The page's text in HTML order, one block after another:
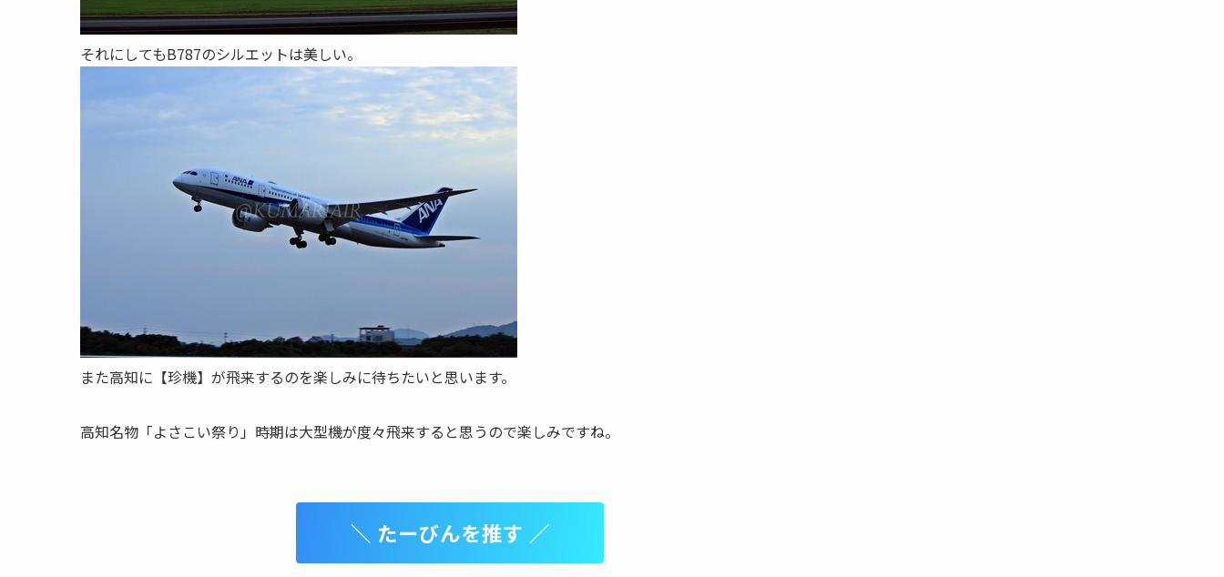
それにしてもB787のシルエットは美しい。
また高知に【珍機】が飛来するのを楽しみに待ちたいと思います。
高知名物「よさこい祭り」時期は大型機が度々飛来すると思うので楽しみですね。
＼ たーびんを推す ／